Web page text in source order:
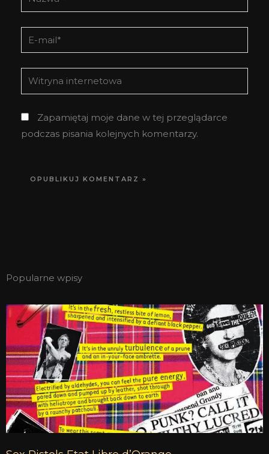
E-
mail*
Witryna
internetowa
Zapamiętaj moje dane w tej przeglądarce
podczas pisania kolejnych komentarzy.
Popularne wpisy